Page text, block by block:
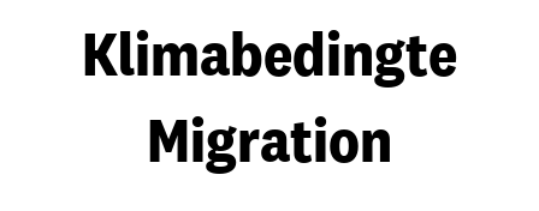
Klimabedingte
Migration